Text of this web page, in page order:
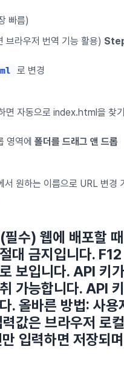
빠름)
브라우저 번역 기능 활용)
로 변경
면 자동으로 index.html을 찾
영역에 폴더를 드래그 앤 드롭
원하는 이름으로 URL 변경
수) 웹에 배포할
대 금지 입니다.
보입니다. API 키
가능합니다. API
. 올바른 방법: 사용
값은 브라우저 로
입력하면 저장되